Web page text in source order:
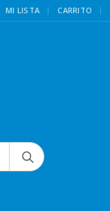
MI LISTA CARRITO